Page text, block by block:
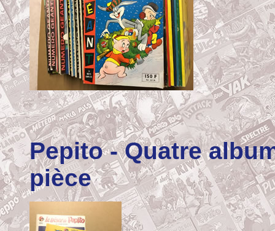
Pepito- Quatre
pièce